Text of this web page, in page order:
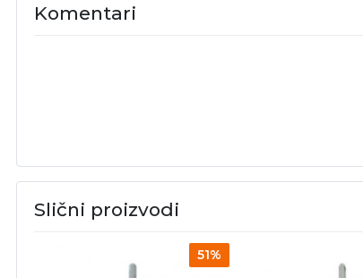
Komentari
Slični proizvodi
51%